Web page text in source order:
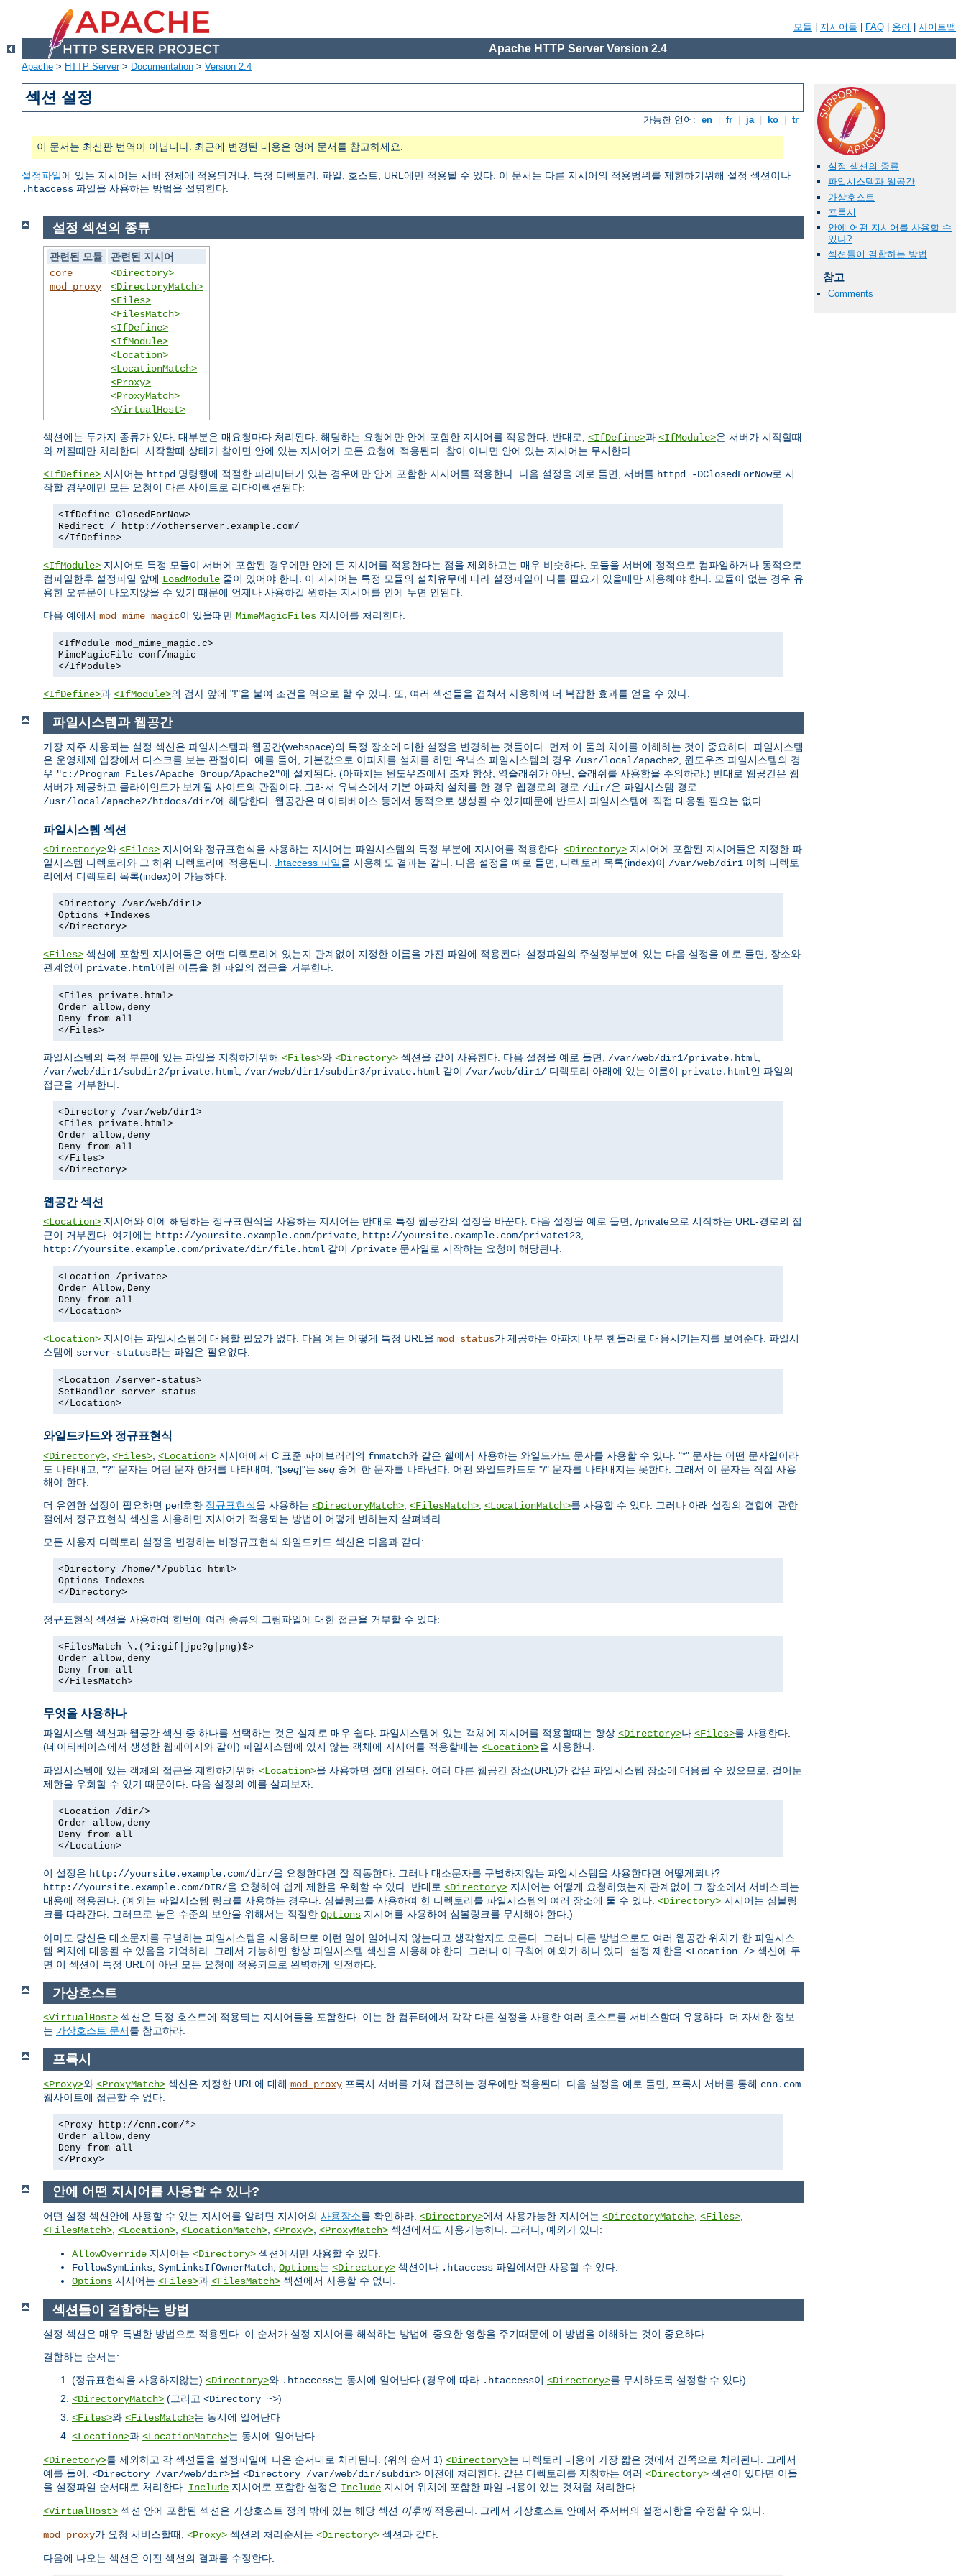
모듈 지시어들 FAQ 용어 사이트맵
Apache HTTP Server Version 2.4
Apache > HTTP Server> Documentation > Version 2.4
섹션 설정
가능한 언어: en fr ja ko tr
이 문서는 최신판 번역이 아닙니다. 최근에 변경된 내용은 영어 문서를 참고하세요.
설정파일에 있는 지시어는 서버 전체에 적용되거나, 특정 디렉토리, 파일, 호스트, URL에만 적용될 수 있다. 이 문서는 다른 지시어의 적용범위를 제한하기위해 설정 섹션이나
.htaccess 파일을 사용하는 방법을 설명한다.
설정 섹션의 종류
파일시스템과 웹공간
가상호스트
프록시
안에 어떤 지시어를 사용할 수
있나?
섹션들이 결합하는 방법
참고
Comments
설정 섹션의 종류
관련된 모듈
관련된 지시어
core
mod_proxy
<Directory>
<DirectoryMatch>
<Files>
<FilesMatch>
<IfDefine>
<IfModule>
<Location>
<LocationMatch>
<Proxy>
<ProxyMatch>
<VirtualHost>
섹션에는 두가지 종류가 있다. 대부분은 매요청마다 처리된다. 해당하는 요청에만 안에 포함한 지시어를 적용한다. 반대로, <IfDefine>과 <IfModule>은 서버가 시작할때
와 꺼질때만 처리한다. 시작할때 상태가 참이면 안에 있는 지시어가 모든 요청에 적용된다. 참이 아니면 안에 있는 지시어는 무시한다.
<IfDefine> 지시어는 httpd 명령행에 적절한 파라미터가 있는 경우에만 안에 포함한 지시어를 적용한다. 다음 설정을 예로 들면, 서버를 httpd -DClosedForNow로 시
작할 경우에만 모든 요청이 다른 사이트로 리다이렉션된다:
<IfDefine ClosedForNow>
Redirect / http://otherserver.example.com/
</IfDefine>
<IfModule> 지시어도 특정 모듈이 서버에 포함된 경우에만 안에 든 지시어를 적용한다는 점을 제외하고는 매우 비슷하다. 모듈을 서버에 정적으로 컴파일하거나 동적으로
컴파일한후 설정파일 앞에 LoadModule 줄이 있어야 한다. 이 지시어는 특정 모듈의 설치유무에 따라 설정파일이 다를 필요가 있을때만 사용해야 한다. 모듈이 없는 경우 유
용한 오류문이 나오지않을 수 있기 때문에 언제나 사용하길 원하는 지시어를 안에 두면 안된다.
다음 예에서 mod_mime_magic이 있을때만 MimeMagicFiles 지시어를 처리한다.
<IfModule mod_mime_magic.c>
MimeMagicFile conf/magic
</IfModule>
<IfDefine>과 <IfModule>의 검사 앞에 "!"을 붙여 조건을 역으로 할 수 있다. 또, 여러 섹션들을 겹쳐서 사용하여 더 복잡한 효과를 얻을 수 있다.
파일시스템과 웹공간
가장 자주 사용되는 설정 섹션은 파일시스템과 웹공간(webspace)의 특정 장소에 대한 설정을 변경하는 것들이다. 먼저 이 둘의 차이를 이해하는 것이 중요하다. 파일시스템
은 운영체제 입장에서 디스크를 보는 관점이다. 예를 들어, 기본값으로 아파치를 설치를 하면 유닉스 파일시스템의 경우 /usr/local/apache2 , 윈도우즈 파일시스템의 경
우 "c:/Program Files/Apache Group/Apache2"에 설치된다. (아파치는 윈도우즈에서 조차 항상, 역슬래쉬가 아닌, 슬래쉬를 사용함을 주의하라.) 반대로 웹공간은 웹
서버가 제공하고 클라이언트가 보게될 사이트의 관점이다. 그래서 유닉스에서 기본 아파치 설치를 한 경우 웹경로의 경로 /dir/은 파일시스템 경로
/usr/local/apache2/htdocs/dir/에 해당한다. 웹공간은 데이타베이스 등에서 동적으로 생성될 수 있기때문에 반드시 파일시스템에 직접 대응될 필요는 없다.
파일시스템 섹션
<Directory>와 <Files> 지시어와 정규표현식을 사용하는 지시어는 파일시스템의 특정 부분에 지시어를 적용한다. <Directory> 지시어에 포함된 지시어들은 지정한 파
일시스템 디렉토리와 그 하위 디렉토리에 적용된다. .htaccess 파일을 사용해도 결과는 같다. 다음 설정을 예로 들면, 디렉토리 목록(index)이 /var/web/dir1 이하 디렉토
리에서 디렉토리 목록(index)이 가능하다.
<Directory /var/web/dir1>
Options +Indexes
</Directory>
<Files> 섹션에 포함된 지시어들은 어떤 디렉토리에 있는지 관계없이 지정한 이름을 가진 파일에 적용된다. 설정파일의 주설정부분에 있는 다음 설정을 예로 들면, 장소와
관계없이 private.html이란 이름을 한 파일의 접근을 거부한다.
<Files private.html>
Order allow,deny
Deny from all
</Files>
파일시스템의 특정 부분에 있는 파일을 지칭하기위해 <Files>와 <Directory> 섹션을 같이 사용한다. 다음 설정을 예로 들면, /var/web/dir1/private.html,
/var/web/dir1/subdir2/private.html, /var/web/dir1/subdir3/private.html 같이 /var/web/dir1/ 디렉토리 아래에 있는 이름이 private.html인 파일의
접근을 거부한다.
<Directory /var/web/dir1>
<Files private.html>
Order allow,deny
Deny from all
</Files>
</Directory>
웹공간 섹션
<Location> 지시어와 이에 해당하는 정규표현식을 사용하는 지시어는 반대로 특정 웹공간의 설정을 바꾼다. 다음 설정을 예로 들면, /private으로 시작하는 URL-경로의 접
근이 거부된다. 여기에는 http://yoursite.example.com/private, http://yoursite.example.com/private123,
http://yoursite.example.com/private/dir/file.html 같이 /private 문자열로 시작하는 요청이 해당된다.
<Location /private>
Order Allow,Deny
Deny from all
</Location>
<Location> 지시어는 파일시스템에 대응할 필요가 없다. 다음 예는 어떻게 특정 URL을 mod_status가 제공하는 아파치 내부 핸들러로 대응시키는지를 보여준다. 파일시
스템에 server-status라는 파일은 필요없다.
<Location /server-status>
SetHandler server-status
</Location>
와일드카드와 정규표현식
<Directory> <Files> <Location> 지시어에서 C 표준 파이브러리의 fnmatch와 같은 쉘에서 사용하는 와일드카드 문자를 사용할 수 있다. "*" 문자는 어떤 문자열이라
도 나타내고, "?" 문자는 어떤 문자 한개를 나타내며, "[seq]"는 seq 중에 한 문자를 나타낸다. 어떤 와일드카드도 "/" 문자를 나타내지는 못한다. 그래서 이 문자는 직접 사용
해야 한다.
더 유연한 설정이 필요하면 perl호환 정규표현식을 사용하는 <DirectoryMatch> <FilesMatch> <LocationMatch>를 사용할 수 있다. 그러나 아래 설정의 결합에 관한
절에서 정규표현식 섹션을 사용하면 지시어가 적용되는 방법이 어떻게 변하는지 살펴봐라.
모든 사용자 디렉토리 설정을 변경하는 비정규표현식 와일드카드 섹션은 다음과 같다:
<Directory /home/*/public_html>
Options Indexes
</Directory>
정규표현식 섹션을 사용하여 한번에 여러 종류의 그림파일에 대한 접근을 거부할 수 있다:
<FilesMatch \.(?i:gif|jpe?g|png)$>
Order allow,deny
Deny from all
</FilesMatch>
무엇을 사용하나
파일시스템 섹션과 웹공간 섹션 중 하나를 선택하는 것은 실제로 매우 쉽다. 파일시스템에 있는 객체에 지시어를 적용할때는 항상 <Directory>나 <Files>를 사용한다.
(데이타베이스에서 생성한 웹페이지와 같이) 파일시스템에 있지 않는 객체에 지시어를 적용할때는 <Location>을 사용한다.
파일시스템에 있는 객체의 접근을 제한하기위해 <Location>을 사용하면 절대 안된다. 여러 다른 웹공간 장소(URL)가 같은 파일시스템 장소에 대응될 수 있으므로, 걸어둔
제한을 우회할 수 있기 때문이다. 다음 설정의 예를 살펴보자:
<Location /dir/>
Order allow,deny
Deny from all
</Location>
이 설정은 http://yoursite.example.com/dir/을 요청한다면 잘 작동한다. 그러나 대소문자를 구별하지않는 파일시스템을 사용한다면 어떻게되나?
http://yoursite.example.com/DIR/을 요청하여 쉽게 제한을 우회할 수 있다. 반대로 <Directory> 지시어는 어떻게 요청하였는지 관계없이 그 장소에서 서비스되는
내용에 적용된다. (예외는 파일시스템 링크를 사용하는 경우다. 심볼링크를 사용하여 한 디렉토리를 파일시스템의 여러 장소에 둘 수 있다. <Directory> 지시어는 심볼링
크를 따라간다. 그러므로 높은 수준의 보안을 위해서는 적절한 Options 지시어를 사용하여 심볼링크를 무시해야 한다.)
아마도 당신은 대소문자를 구별하는 파일시스템을 사용하므로 이런 일이 일어나지 않는다고 생각할지도 모른다. 그러나 다른 방법으로도 여러 웹공간 위치가 한 파일시스
템 위치에 대응될 수 있음을 기억하라. 그래서 가능하면 항상 파일시스템 섹션을 사용해야 한다. 그러나 이 규칙에 예외가 하나 있다. 설정 제한을 <Location /> 섹션에 두
면 이 섹션이 특정 URL이 아닌 모든 요청에 적용되므로 완벽하게 안전하다.
가상호스트
<VirtualHost> 섹션은 특정 호스트에 적용되는 지시어들을 포함한다. 이는 한 컴퓨터에서 각각 다른 설정을 사용한 여러 호스트를 서비스할때 유용하다. 더 자세한 정보
는 가상호스트 문서를 참고하라.
프록시
<Proxy>와 <ProxyMatch> 섹션은 지정한 URL에 대해 mod_proxy 프록시 서버를 거쳐 접근하는 경우에만 적용된다. 다음 설정을 예로 들면, 프록시 서버를 통해 cnn.com
웹사이트에 접근할 수 없다.
<Proxy http://cnn.com/*>
Order allow,deny
Deny from all
</Proxy>
안에 어떤 지시어를 사용할 수 있나?
어떤 설정 섹션안에 사용할 수 있는 지시어를 알려면 지시어의 사용장소를 확인하라. <Directory>에서 사용가능한 지시어는 <DirectoryMatch> <Files>
<FilesMatch> <Location> <LocationMatch> <Proxy> <ProxyMatch> 섹션에서도 사용가능하다. 그러나, 예외가 있다:
AllowOverride 지시어는 <Directory> 섹션에서만 사용할 수 있다.
FollowSymLinks SymLinksIfOwnerMatch Options는 <Directory> 섹션이나 .htaccess 파일에서만 사용할 수 있다.
Options 지시어는 <Files>과 <FilesMatch> 섹션에서 사용할 수 없다.
섹션들이 결합하는 방법
설정 섹션은 매우 특별한 방법으로 적용된다. 이 순서가 설정 지시어를 해석하는 방법에 중요한 영향을 주기때문에 이 방법을 이해하는 것이 중요하다.
결합하는 순서는:
(정규표현식을 사용하지않는) <Directory>와 .htaccess는 동시에 일어난다 (경우에 따라 .htaccess이 <Directory>를 무시하도록 설정할 수 있다)
<DirectoryMatch> (그리고 <Directory ~>)
<Files>와 <FilesMatch>는 동시에 일어난다
<Location>과 <LocationMatch>는 동시에 일어난다
<Directory>를 제외하고 각 섹션들을 설정파일에 나온 순서대로 처리된다. (위의 순서 1) <Directory>는 디렉토리 내용이 가장 짧은 것에서 긴쪽으로 처리된다. 그래서
예를 들어, <Directory /var/web/dir>을 <Directory /var/web/dir/subdir> 이전에 처리한다. 같은 디렉토리를 지칭하는 여러 <Directory> 섹션이 있다면 이들
을 설정파일 순서대로 처리한다. Include 지시어로 포함한 설정은 Include 지시어 위치에 포함한 파일 내용이 있는 것처럼 처리한다.
<VirtualHost> 섹션 안에 포함된 섹션은 가상호스트 정의 밖에 있는 해당 섹션 이후에적용된다. 그래서 가상호스트 안에서 주서버의 설정사항을 수정할 수 있다.
mod_proxy가 요청 서비스할때, <Proxy> 섹션의 처리순서는 <Directory> 섹션과 같다.
다음에 나오는 섹션은 이전 섹션의 결과를 수정한다.